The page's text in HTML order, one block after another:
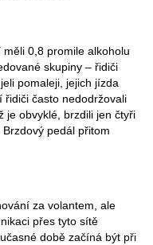
0,8 promile alkoholu
skupiny – řidiči
pomaleji, jejich jízda
řidiči často nedodržovali
je obvyklé, brzdili jen čtyři
pedál přitom
za volantem, ale
přes tyto sítě
době začíná být při